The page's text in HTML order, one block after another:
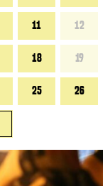
11 12
18 19
25 26